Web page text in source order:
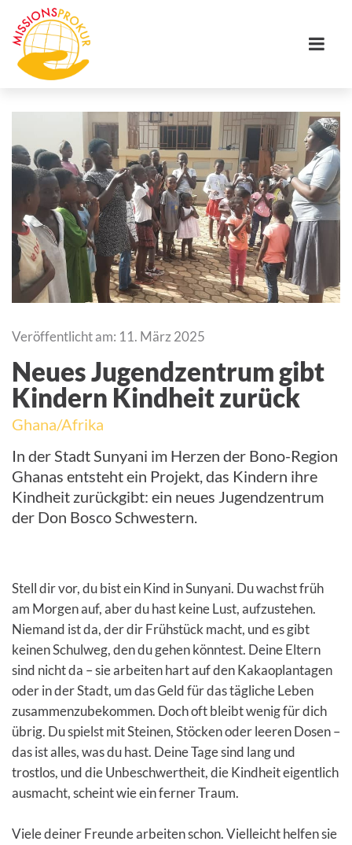
Veröffentlicht am: 11. März 2025
Neues Jugendzentrum gibt
Kindern Kindheit zurück
Ghana/Afrika
In der Stadt Sunyani im Herzen der Bono-Region
Ghanas entsteht ein Projekt, das Kindern ihre
Kindheit zurückgibt: ein neues Jugendzentrum
der Don Bosco Schwestern.
Stell dir vor, du bist ein Kind in Sunyani. Du wachst früh
am Morgen auf, aber du hast keine Lust, aufzustehen.
Niemand ist da, der dir Frühstück macht, und es gibt
keinen Schulweg, den du gehen könntest. Deine Eltern
sind nicht da – sie arbeiten hart auf den Kakaoplantagen
oder in der Stadt, um das Geld für das tägliche Leben
zusammenzubekommen. Doch oft bleibt wenig für dich
übrig. Du spielst mit Steinen, Stöcken oder leeren Dosen –
das ist alles, was du hast. Deine Tage sind lang und
trostlos, und die Unbeschwertheit, die Kindheit eigentlich
ausmacht, scheint wie ein ferner Traum.
Viele deiner Freunde arbeiten schon. Vielleicht helfen sie